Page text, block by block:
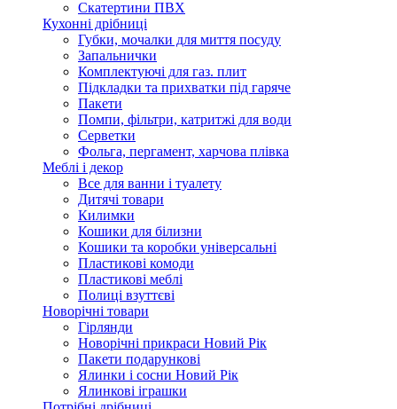
Скатертини ПВХ
Кухонні дрібниці
Губки, мочалки для миття посуду
Запальнички
Комплектуючі для газ. плит
Підкладки та прихватки під гаряче
Пакети
Помпи, фільтри, катритжі для води
Серветки
Фольга, пергамент, харчова плівка
Меблі і декор
Все для ванни і туалету
Дитячі товари
Килимки
Кошики для білизни
Кошики та коробки універсальні
Пластикові комоди
Пластикові меблі
Полиці взуттєві
Новорічні товари
Гірлянди
Новорічні прикраси Новий Рік
Пакети подарункові
Ялинки і сосни Новий Рік
Ялинкові іграшки